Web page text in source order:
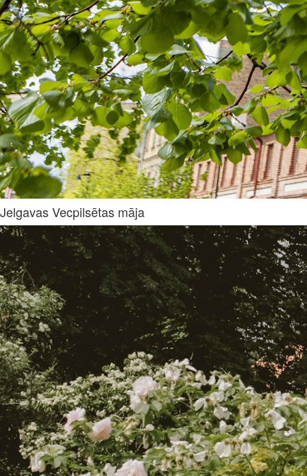
Jelgavas Vecpilsētas māja